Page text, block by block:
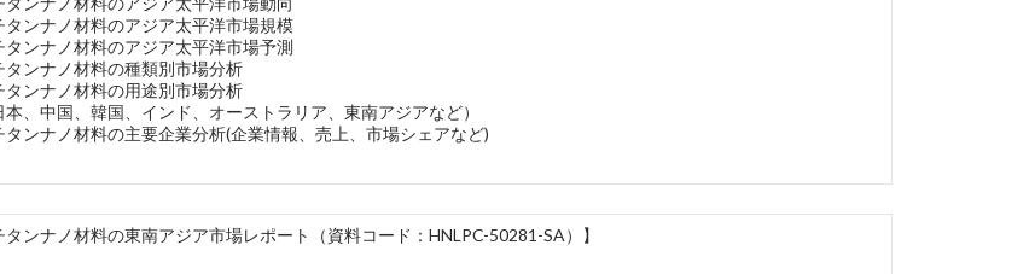
タンナノ材料のアジア太平洋市場規模
タンナノ材料のアジア太平洋市場予測
タンナノ材料の種類別市場分析
タンナノ材料の用途別市場分析
本、中国、韓国、インド、オーストラリア、東南アジアなど）
タンナノ材料の主要企業分析(企業情報、売上、市場シェアなど)
タンナノ材料の東南アジア市場レポート（資料コード：HNLPC-50281-SA）】